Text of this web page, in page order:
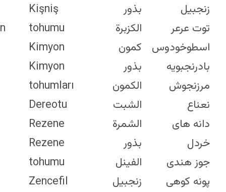
Coriander
Seeds
Cumin
Cumin
Seeds
Fennel
Fennel
Seeds
Ginger
Wacholderbeeren
Zitronenmelisse
Majoran
Senfkörner
Muskatnuss
Paprika
Kişniş
tohumu
Kimyon
Kimyon
tohumları
Dereotu
Rezene
Rezene
tohumu
Zencefil